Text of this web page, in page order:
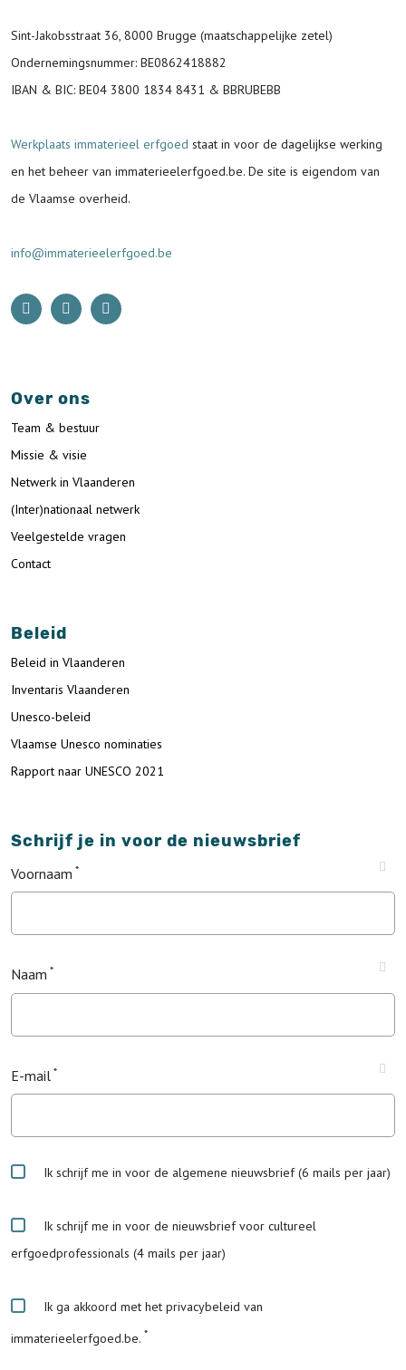
Sint-Jakobsstraat 36, 8000 Brugge (maatschappelijke zetel)
Ondernemingsnummer: BE0862418882
IBAN & BIC: BE04 3800 1834 8431 & BBRUBEBB
Werkplaats immaterieel erfgoed staat in voor de dagelijkse werking
en het beheer van immaterieelerfgoed.be. De site is eigendom van
de Vlaamse overheid.
info@immaterieelerfgoed.be
Over ons
Team & bestuur
Missie & visie
Netwerk in Vlaanderen
(Inter)nationaal netwerk
Veelgestelde vragen
Contact
Beleid
Beleid in Vlaanderen
Inventaris Vlaanderen
Unesco-beleid
Vlaamse Unesco nominaties
Rapport naar UNESCO 2021
Schrijf je in voor de nieuwsbrief
Voornaam
Naam
E-mail
Ik schrijf me in voor de algemene nieuwsbrief (6 mails per jaar)
Ik schrijf me in voor de nieuwsbrief voor cultureel
erfgoedprofessionals (4 mails per jaar)
Ik ga akkoord met het privacybeleid van
immaterieelerfgoed.be.